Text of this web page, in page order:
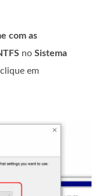
com as
no Sistema
em